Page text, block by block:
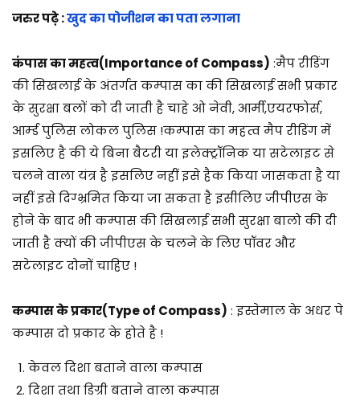
जरुर पढ़े :खुद का पोजीशन का पता लगाना
कंपास का महत्व(Importance of Compass) :मैप रीडिंग
की सिखलाई के अंतर्गत कम्पास का की सिखलाई सभी प्रकार
के सुरक्षा बलों को दी जाती है चाहे ओ नेवी, आर्मी,एयरफोर्स,
आर्म्ड पुलिस लोकल पुलिस !कम्पास का महत्व मैप रीडिंग में
इसलिए है की ये बिना बैटरी या इलेक्ट्रॉनिक या सटेलाइट से
चलने वाला यंत्र है इसलिए नहीं इसे हैक किया जासकता है या
नहीं इसे दिग्भ्रमित किया जा सकता है इसीलिए जीपीएस के
होने के बाद भी कम्पास की सिखलाई सभी सुरक्षा बालो की दी
जाती है क्यों की जीपीएस के चलने के लिए पॉवर और
सटेलाइट दोनों चाहिए !
कम्पास के प्रकार(Type of Compass) : इस्तेमाल के अधर पे
कम्पास दो प्रकार के होते है !
केवल दिशा बताने वाला कम्पास
दिशा तथा डिग्री बताने वाला कम्पास